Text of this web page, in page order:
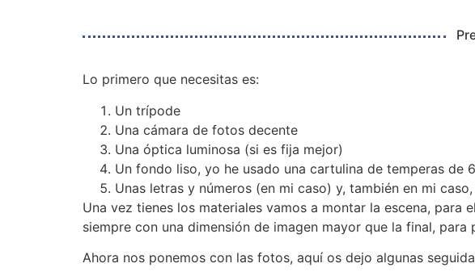
Lo primero que necesitas es:
Un trípode
Una cámara de fotos decente
Una óptica luminosa (si es fija mejor)
Un fondo liso, yo he usado una cartulina de temperas
Unas letras y números (en mi caso) y, también en mi
Una vez tienes los materiales vamos a montar la escena,
siempre con una dimensión de imagen mayor que la final,
Ahora nos ponemos con las fotos, aquí os dejo algunas